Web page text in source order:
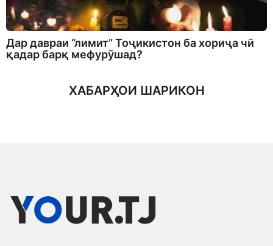
Дар давраи “лимит” Тоҷикистон ба хориҷа чӣ
қадар барқ мефурӯшад?
ХАБАРҲОИ ШАРИКОН